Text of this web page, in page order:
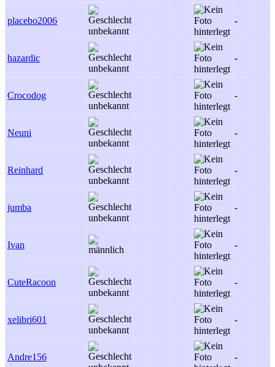
placebo2006 -
hazardic -
Crocodog -
Neuni -
Reinhard -
jumba -
Ivan -
CuteRacoon -
xelibri601 -
Andre156 -